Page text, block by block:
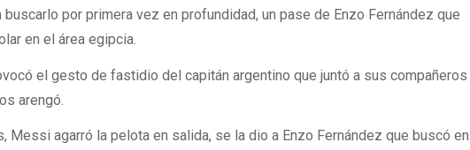
buscarlo por primera vez en profundidad, un pase de Enzo Fernández que
en el área egipcia.
el gesto de fastidio del capitán argentino que juntó a sus compañeros
arengó.
Messi agarró la pelota en salida, se la dio a Enzo Fernández que buscó en